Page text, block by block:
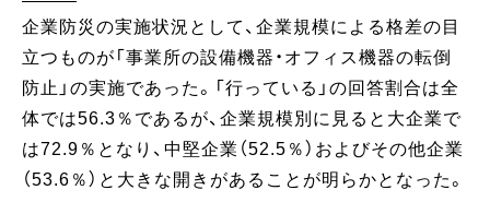
企業防災の実施状況として、企業規模による格差の目
立つものが「事業所の設備機器・オフィス機器の転倒
防止」の実施であった。「行っている」の回答割合は全
体では56.3％であるが、企業規模別に見ると大企業で
は72.9％となり、中堅企業（52.5％）およびその他企業
（53.6％）と大きな開きがあることが明らかとなった。